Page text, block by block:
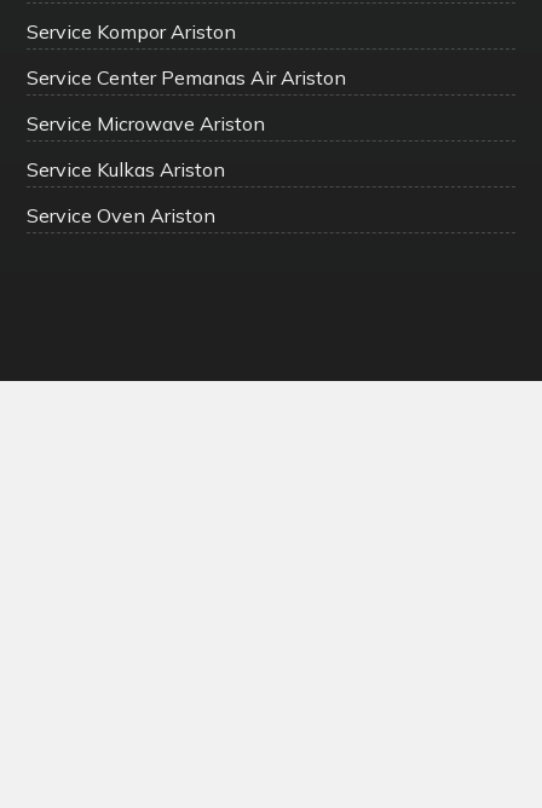
Service Kompor Ariston
Service Center Pemanas Air Ariston
Service Microwave Ariston
Service Kulkas Ariston
Service Oven Ariston